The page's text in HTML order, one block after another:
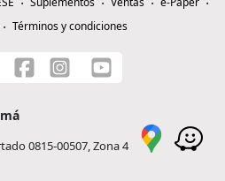
Términos y condiciones
0815-00507, Zona 4